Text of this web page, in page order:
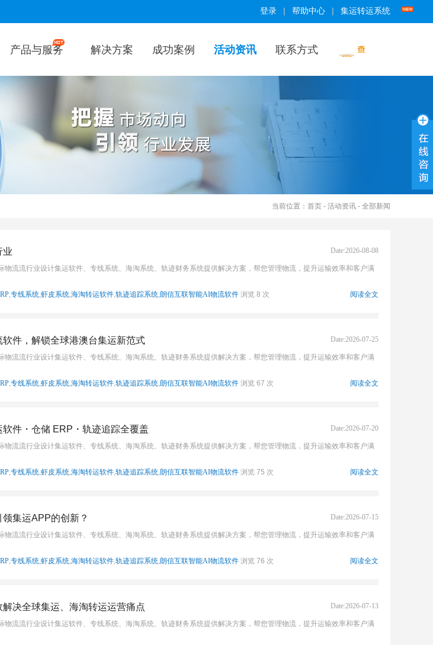
登录 | 帮助中心 | 集运转运系统
产品与服务 解决方案 成功案例 活动资讯 联系方式
当前位置： 首页 - 活动资讯 - 全部新闻
业 Date:2026-08-08
流流行业设计集运软件、专线系统、海淘系统、轨迹财务系统提供解决方案，帮您管理物流，提升运输效率和客户满
,专线系统,虾皮系统,海淘转运软件,轨迹追踪系统,朗信互联智能AI物流软件 浏览 8 次 阅读全文
件，解锁全球港澳台集运新范式 Date:2026-07-25
流流行业设计集运软件、专线系统、海淘系统、轨迹财务系统提供解决方案，帮您管理物流，提升运输效率和客户满
,专线系统,虾皮系统,海淘转运软件,轨迹追踪系统,朗信互联智能AI物流软件 浏览 67 次 阅读全文
件・仓储 ERP・轨迹追踪全覆盖 Date:2026-07-20
流流行业设计集运软件、专线系统、海淘系统、轨迹财务系统提供解决方案，帮您管理物流，提升运输效率和客户满
,专线系统,虾皮系统,海淘转运软件,轨迹追踪系统,朗信互联智能AI物流软件 浏览 75 次 阅读全文
集运APP的创新？ Date:2026-07-15
流流行业设计集运软件、专线系统、海淘系统、轨迹财务系统提供解决方案，帮您管理物流，提升运输效率和客户满
,专线系统,虾皮系统,海淘转运软件,轨迹追踪系统,朗信互联智能AI物流软件 浏览 76 次 阅读全文
决全球集运、海淘转运运营痛点 Date:2026-07-13
流流行业设计集运软件、专线系统、海淘系统、轨迹财务系统提供解决方案，帮您管理物流，提升运输效率和客户满